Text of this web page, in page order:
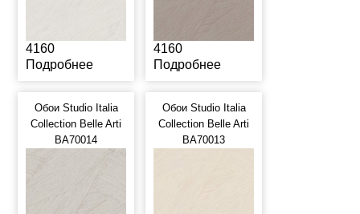
4160
Подробнее
4160
Подробнее
Обои Studio Italia
Collection Belle Arti
BA70014
Обои Studio Italia
Collection Belle Arti
BA70013